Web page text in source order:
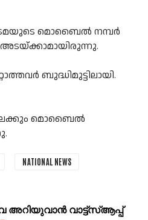
ഉടമയുടെ മൊബൈൽ നമ്പർ
ബുദ്ധിമുട്ടിലായി.
മൊബൈൽ
NATIONAL NEWS
അറിയുവാന്‍ വാട്ട്സ്ആപ്പ്